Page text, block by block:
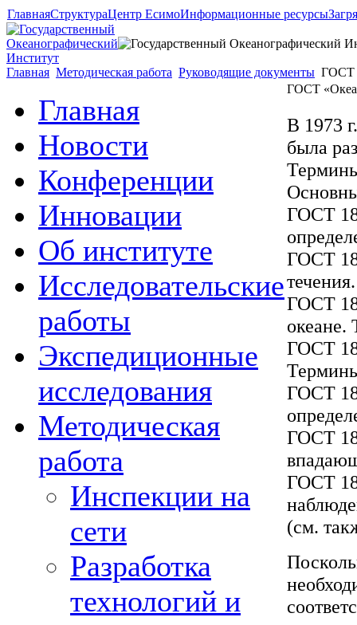
ГлавнаяСтруктураЦентр ЕсимоИнформационные ресурсы
Главная Методическая работа Руководящие документы ГОСТ
Главная
Новости
Конференции
Инновации
Об институте
Исследовательские
работы
Экспедиционные
исследования
Методическая
работа
Инспекции на
сети
Разработка
технологий и
ГОСТ
В 1973
была
ГОСТ
ГОСТ
ГОСТ
океане.
ГОСТ
ГОСТ
ГОСТ
ГОСТ
(см.